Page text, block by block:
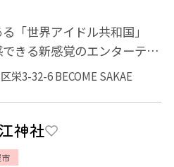
「世界アイドル共和国」
きる新感覚のエンターテイ
るだけでなく、自...
栄3-32-6 BECOME SAKAE
神社